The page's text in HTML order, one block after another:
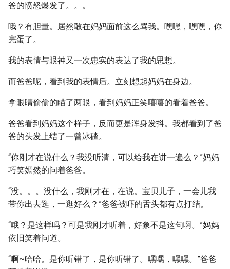
爸的愤怒爆发了。。。
哦？有胆量。居然敢在妈妈面前这么骂我。嘿嘿，嘿嘿，你
完蛋了。
我的表情与眼神又一次忠实的表达了我的思想。
而爸爸呢，看到我的表情后。立刻想起妈妈在身边。
拿眼睛偷偷的瞄了两眼，看到妈妈正笑嘻嘻的看着爸爸。
爸爸看到妈妈这个样子，反而更是浑身发抖。我都看到了爸
爸的头发上结了一曾冰碴。
“你刚才在说什么？我没听清，可以给我在讲一遍么？”妈妈
巧笑嫣然的问着爸爸。
“没。。。没什么，我刚才在，在说。宝贝儿子，一会儿我
带你出去逛，一逛好么？”爸爸被吓的舌头都有点打结。
“哦？是这样吗？可是我刚才听着，好象不是这句啊。”妈妈
依旧笑着问道。
“啊~哈哈。是你听错了，是你听错了。嘿嘿，嘿嘿。”爸爸